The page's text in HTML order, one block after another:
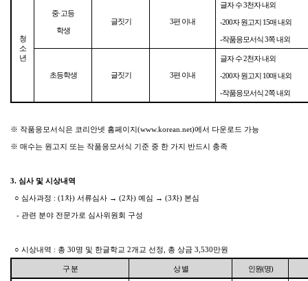
청
소
년
중·고등
학생
글짓기 3편 이내
글자 수 3천자 내외
-200자 원고지 15매 내외
-작품응모서식 3쪽 내외
초등학생 글짓기 3편 이내
글자 수 2천자 내외
-200자 원고지 10매 내외
-작품응모서식 2쪽 내외
※ 작품응모서식은 코리안넷 홈페이지(www.korean.net)에서 다운로드 가능
※ 매수는 원고지 또는 작품응모서식 기준 중 한 가지 반드시 충족
3. 심사 및 시상내역
○ 심사과정 : (1차) 서류심사 → (2차) 예심 → (3차) 본심
- 관련 분야 전문가로 심사위원회 구성
○ 시상내역 : 총 30명 및 한글학교 2개교 선정, 총 상금 3,530만원
구 분 상 별 인원(명)